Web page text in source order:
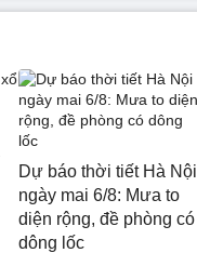
Dự báo thời tiết Hà Nội
ngày mai 6/8: Mưa to
diện rộng, đề phòng có
dông lốc